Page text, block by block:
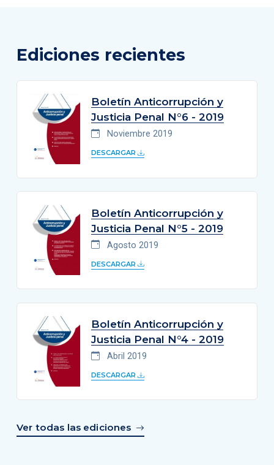
Ediciones recientes
Boletín Anticorrupción y
Justicia Penal N°6 - 2019
Noviembre 2019
DESCARGAR
Boletín Anticorrupción y
Justicia Penal N°5 - 2019
Agosto 2019
DESCARGAR
Boletín Anticorrupción y
Justicia Penal N°4 - 2019
Abril 2019
DESCARGAR
Ver todas las ediciones